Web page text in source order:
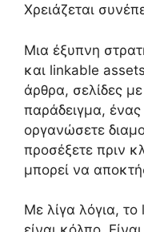
Χρειάζεται
Μια έξυπνη
και linkable
άρθρα, σελίδες
παράδειγμα,
οργανώσετε
προσέξετε πριν
μπορεί να
Με λίγα λόγια,